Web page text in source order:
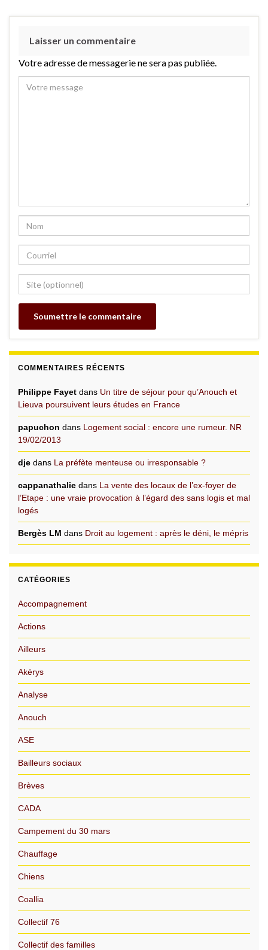
Laisser un commentaire
Votre adresse de messagerie ne sera pas publiée.
COMMENTAIRES RÉCENTS
Philippe Fayet dans Un titre de séjour pour qu’Anouch et
Lieuva poursuivent leurs études en France
papuchon dans Logement social : encore une rumeur. NR
19/02/2013
dje dans La préfète menteuse ou irresponsable ?
cappanathalie dans La vente des locaux de l’ex-foyer de
l’Etape : une vraie provocation à l’égard des sans logis et mal
logés
Bergès LM dans Droit au logement : après le déni, le mépris
CATÉGORIES
Accompagnement
Actions
Ailleurs
Akérys
Analyse
Anouch
ASE
Bailleurs sociaux
Brèves
CADA
Campement du 30 mars
Chauffage
Chiens
Coallia
Collectif 76
Collectif des familles